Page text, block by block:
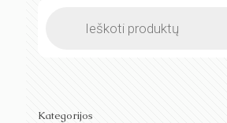
Kategorijos